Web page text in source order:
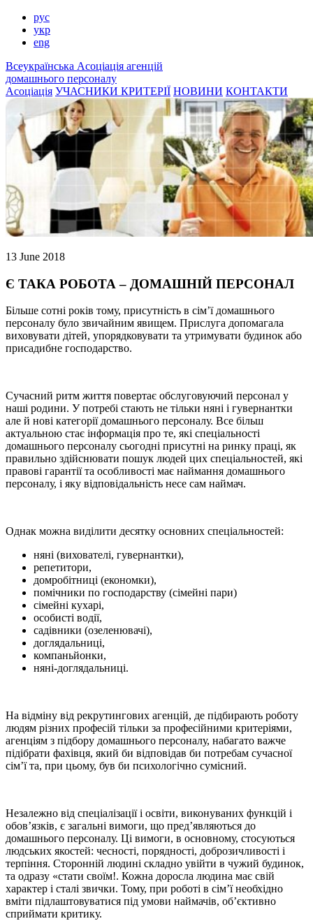
рус
укр
eng
Всеукраїнська Асоціація агенцій
домашнього персоналу
Асоціація УЧАСНИКИ КРИТЕРІЇ НОВИНИ КОНТАКТИ
13 June 2018
Є ТАКА РОБОТА – ДОМАШНІЙ ПЕРСОНАЛ
Більше сотні років тому, присутність в сім’ї домашнього
персоналу було звичайним явищем. Прислуга допомагала
виховувати дітей, упорядковувати та утримувати будинок або
присадибне господарство.
Сучасний ритм життя повертає обслуговуючий персонал у
наші родини. У потребі стають не тільки няні і гувернантки
але й нові категорії домашнього персоналу. Все більш
актуальною стає інформація про те, які спеціальності
домашнього персоналу сьогодні присутні на ринку праці, як
правильно здійснювати пошук людей цих спеціальностей, які
правові гарантії та особливості має наймання домашнього
персоналу, і яку відповідальність несе сам наймач.
Однак можна виділити десятку основних спеціальностей:
няні (вихователі, гувернантки),
репетитори,
домробітниці (економки),
помічники по господарству (сімейні пари)
сімейні кухарі,
особисті водії,
садівники (озеленювачі),
доглядальниці,
компаньйонки,
няні-доглядальниці.
На відміну від рекрутингових агенцій, де підбирають роботу
людям різних професій тільки за професійними критеріями,
агенціям з підбору домашнього персоналу, набагато важче
підібрати фахівця, який би відповідав би потребам сучасної
сім’ї та, при цьому, був би психологічно сумісний.
Незалежно від спеціалізації і освіти, виконуваних функцій і
обов’язків, є загальні вимоги, що пред’являються до
домашнього персоналу. Ці вимоги, в основному, стосуються
людських якостей: чесності, порядності, доброзичливості і
терпіння. Сторонній людині складно увійти в чужий будинок,
та одразу «стати своїм!. Кожна доросла людина має свій
характер і сталі звички. Тому, при роботі в сім’ї необхідно
вміти підлаштовуватися під умови наймачів, об’єктивно
сприймати критику.